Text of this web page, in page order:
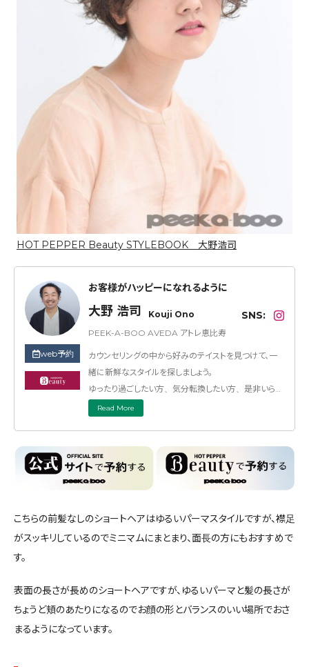
HOT PEPPER Beauty STYLEBOOK 大野浩司
web予約
お客様がハッピーになれるように
大野 浩司 Kouji Ono SNS:
PEEK-A-BOO AVEDA アトレ恵比寿
カウンセリングの中から好みのテイストを見つけて、一
緒に新鮮なスタイルを探しましょう。
ゆったり過ごしたい方、気分転換したい方、是非いらし
て下さい！
カット技術にこだわってより扱いやすい髪や、似合ったス
タイルを見つけ出せるように勉強をしています。
まとまりのよい、カットに自信があります。
Read More
こちらの前髪なしのショートヘアはゆるいパーマスタイルですが、襟足
がスッキリしているのでミニマムにまとまり、面長の方にもおすすめで
す。
表面の長さが長めのショートヘアですが、ゆるいパーマと髪の長さが
ちょうど頬のあたりになるのでお顔の形とバランスのいい場所でおさ
まるようになっています。